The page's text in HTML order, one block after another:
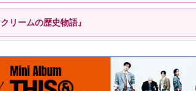
クリームの歴史物語』